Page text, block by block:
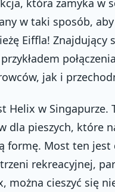
w taki sposób,
Eiffla! Znajdujący
jak i
w Singapurze.
dla pieszych, które
formę. Most ten jest
rekreacyjnej,
można cieszyć się